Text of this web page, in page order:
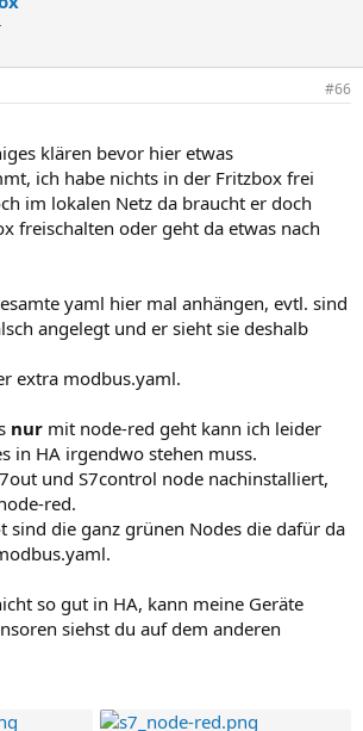
#66
klären bevor hier etwas
ich habe nichts in der Fritzbox frei
im lokalen Netz da braucht er doch
freischalten oder geht da etwas nach
yaml hier mal anhängen, evtl. sind
angelegt und er sieht sie deshalb
extra modbus.yaml.
nur mit node-red geht kann ich leider
in HA irgendwo stehen muss.
und S7control node nachinstalliert,
red.
sind die ganz grünen Nodes die dafür da
so gut in HA, kann meine Geräte
siehst du auf dem anderen